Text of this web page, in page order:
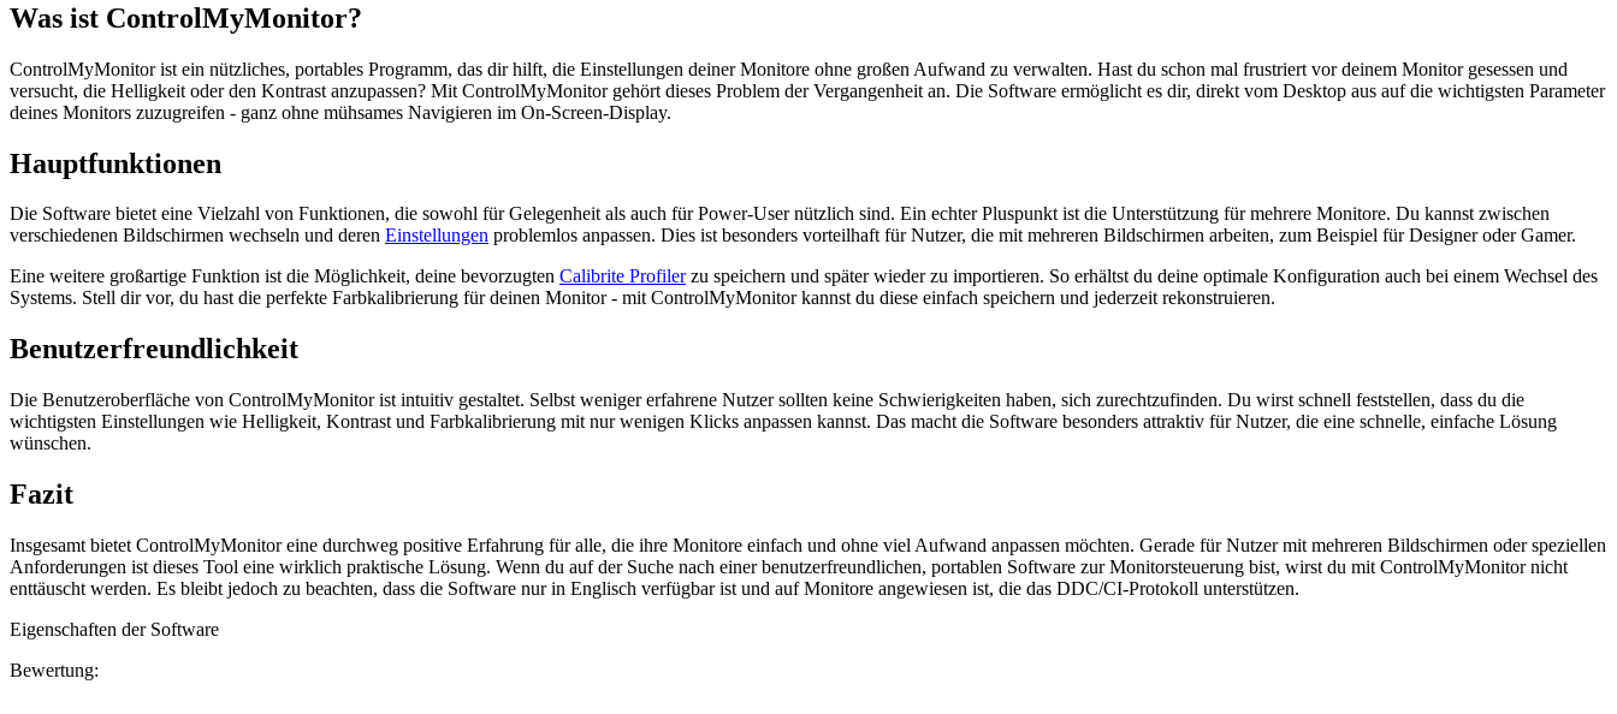
Was ist ControlMyMonitor?
ControlMyMonitor ist ein nützliches, portables Programm, das dir hilft, die Einstellungen deiner Monitore ohne großen Aufwand zu verwalten. Hast du schon mal frustriert vor deinem Monitor gesessen und
versucht, die Helligkeit oder den Kontrast anzupassen? Mit ControlMyMonitor gehört dieses Problem der Vergangenheit an. Die Software ermöglicht es dir, direkt vom Desktop aus auf die wichtigsten Parameter
deines Monitors zuzugreifen - ganz ohne mühsames Navigieren im On-Screen-Display.
Hauptfunktionen
Die Software bietet eine Vielzahl von Funktionen, die sowohl für Gelegenheit als auch für Power-User nützlich sind. Ein echter Pluspunkt ist die Unterstützung für mehrere Monitore. Du kannst zwischen
verschiedenen Bildschirmen wechseln und deren Einstellungen problemlos anpassen. Dies ist besonders vorteilhaft für Nutzer, die mit mehreren Bildschirmen arbeiten, zum Beispiel für Designer oder Gamer.
Eine weitere großartige Funktion ist die Möglichkeit, deine bevorzugten Calibrite Profilerzu speichern und später wieder zu importieren. So erhältst du deine optimale Konfiguration auch bei einem Wechsel des
Systems. Stell dir vor, du hast die perfekte Farbkalibrierung für deinen Monitor - mit ControlMyMonitor kannst du diese einfach speichern und jederzeit rekonstruieren.
Benutzerfreundlichkeit
Die Benutzeroberfläche von ControlMyMonitor ist intuitiv gestaltet. Selbst weniger erfahrene Nutzer sollten keine Schwierigkeiten haben, sich zurechtzufinden. Du wirst schnell feststellen, dass du die
wichtigsten Einstellungen wie Helligkeit, Kontrast und Farbkalibrierung mit nur wenigen Klicks anpassen kannst. Das macht die Software besonders attraktiv für Nutzer, die eine schnelle, einfache Lösung
wünschen.
Fazit
Insgesamt bietet ControlMyMonitor eine durchweg positive Erfahrung für alle, die ihre Monitore einfach und ohne viel Aufwand anpassen möchten. Gerade für Nutzer mit mehreren Bildschirmen oder speziellen
Anforderungen ist dieses Tool eine wirklich praktische Lösung. Wenn du auf der Suche nach einer benutzerfreundlichen, portablen Software zur Monitorsteuerung bist, wirst du mit ControlMyMonitor nicht
enttäuscht werden. Es bleibt jedoch zu beachten, dass die Software nur in Englisch verfügbar ist und auf Monitore angewiesen ist, die das DDC/CI-Protokoll unterstützen.
Eigenschaften der Software
Bewertung: